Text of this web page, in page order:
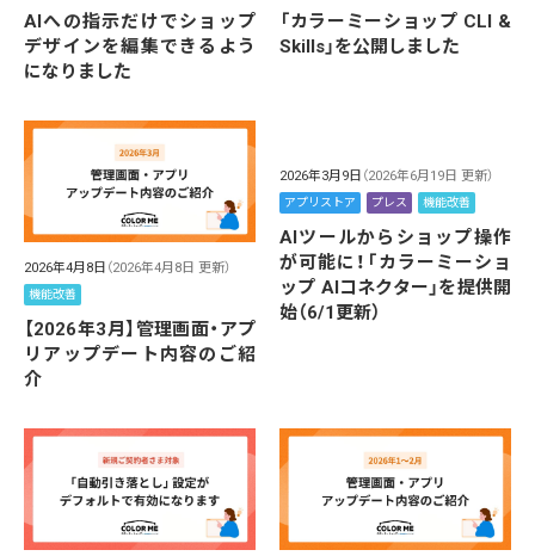
AIへの指示だけでショップ
デザインを編集できるよう
になりました
「カラーミーショップ CLI &
Skills」を公開しました
2026年4月8日 （2026年4月8日 更新）
機能改善
【2026年3月】管理画面・アプ
リアップデート内容のご紹
介
2026年3月9日 （2026年6月19日 更新）
アプリストア プレス 機能改善
AIツールからショップ操作
が可能に！「カラーミーショ
ップ AIコネクター」を提供開
始（6/1更新）